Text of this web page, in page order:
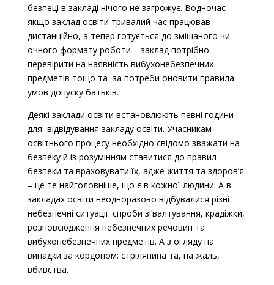
безпеці в закладі нічого не загрожує. Водночас
якщо заклад освіти тривалий час працював
дистанційно, а тепер готується до змішаного чи
очного формату роботи – заклад потрібно
перевірити на наявність вибухонебезпечних
предметів тощо та за потреби оновити правила
умов допуску батьків.
Деякі заклади освіти встановлюють певні години
для відвідування закладу освіти. Учасникам
освітнього процесу необхідно свідомо зважати на
безпеку й із розумінням ставитися до правил
безпеки та враховувати їх, адже життя та здоров’я
– це те найголовніше, що є в кожної людини. А в
закладах освіти неодноразово відбувалися різні
небезпечні ситуації: спроби зґвалтування, крадіжки,
розповсюдження небезпечних речовин та
вибухонебезпечних предметів. А з огляду на
випадки за кордоном: стрілянина та, на жаль,
вбивства.